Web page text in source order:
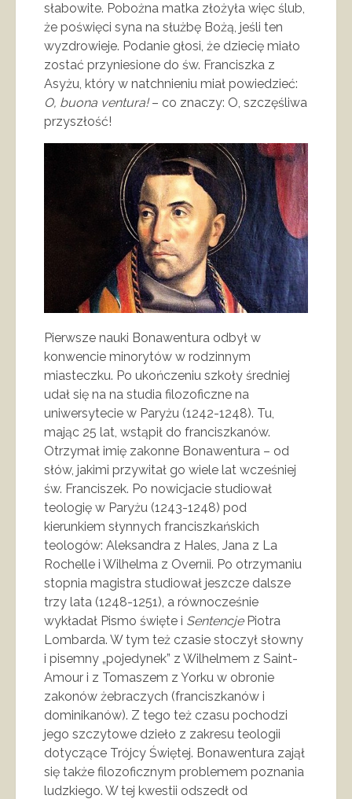
słabowite. Pobożna matka złożyła więc ślub,
że poświęci syna na służbę Bożą, jeśli ten
wyzdrowieje. Podanie głosi, że dziecię miało
zostać przyniesione do św. Franciszka z
Asyżu, który w natchnieniu miał powiedzieć:
O, buona ventura!– co znaczy: O, szczęśliwa
przyszłość!
Pierwsze nauki Bonawentura odbył w
konwencie minorytów w rodzinnym
miasteczku. Po ukończeniu szkoły średniej
udał się na na studia filozoficzne na
uniwersytecie w Paryżu (1242-1248). Tu,
mając 25 lat, wstąpił do franciszkanów.
Otrzymał imię zakonne Bonawentura – od
słów, jakimi przywitał go wiele lat wcześniej
św. Franciszek. Po nowicjacie studiował
teologię w Paryżu (1243-1248) pod
kierunkiem słynnych franciszkańskich
teologów: Aleksandra z Hales, Jana z La
Rochelle i Wilhelma z Overnii. Po otrzymaniu
stopnia magistra studiował jeszcze dalsze
trzy lata (1248-1251), a równocześnie
wykładał Pismo święte i SentencjePiotra
Lombarda. W tym też czasie stoczył słowny
i pisemny „pojedynek” z Wilhelmem z Saint-
Amour i z Tomaszem z Yorku w obronie
zakonów żebraczych (franciszkanów i
dominikanów). Z tego też czasu pochodzi
jego szczytowe dzieło z zakresu teologii
dotyczące Trójcy Świętej. Bonawentura zajął
się także filozoficznym problemem poznania
ludzkiego. W tej kwestii odszedł od